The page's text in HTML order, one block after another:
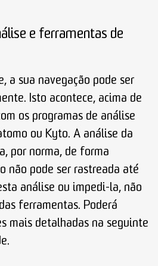
e ferramentas de
a sua navegação pode ser
Isto acontece, acima de
os programas de análise
ou Kyto. A análise da
por norma, de forma
não pode ser rastreada até
análise ou impedi-la, não
ferramentas. Poderá
mais detalhadas na seguinte